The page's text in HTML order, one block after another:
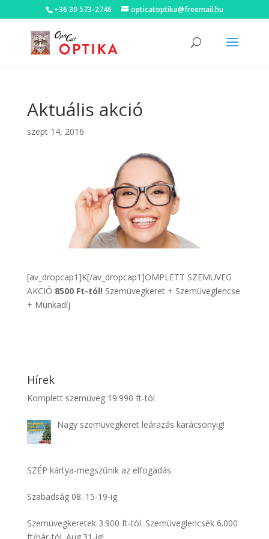
+36 30 573-2746 opticatoptika@freemail.hu
Aktuális akció
szept 14, 2016
[av_dropcap1]K[/av_dropcap1]OMPLETT SZEMÜVEG
AKCIÓ 8500 Ft-tól! Szemüvegkeret + Szemüveglencse
+ Munkadíj
Hírek
Komplett szemüveg 19.990 ft-tól
Nagy szemüvegkeret leárazás karácsonyig!
SZÉP kártya-megszűnik az elfogadás
Szabadság 08. 15-19-ig
Szemüvegkeretek 3.900 ft-tól. Szemüveglencsék 6.000
ft/pár-tól. Aug.31-ig!